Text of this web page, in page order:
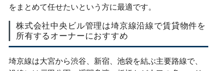
をまとめて任せたいという方に最適です。
株式会社中央ビル管理は埼京線沿線で賃貸物件を
所有するオーナーにおすすめ
埼京線は大宮から渋谷、新宿、池袋を結ぶ主要路線で、